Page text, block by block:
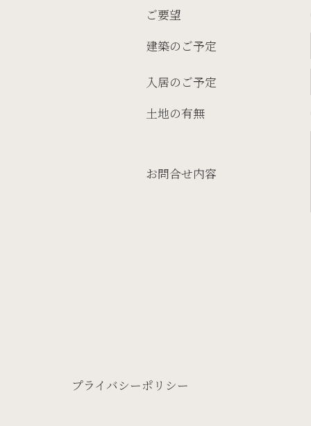
ご要望
建築のご予定
入居のご予定
土地の有無
お問合せ内容
プライバシーポリシー